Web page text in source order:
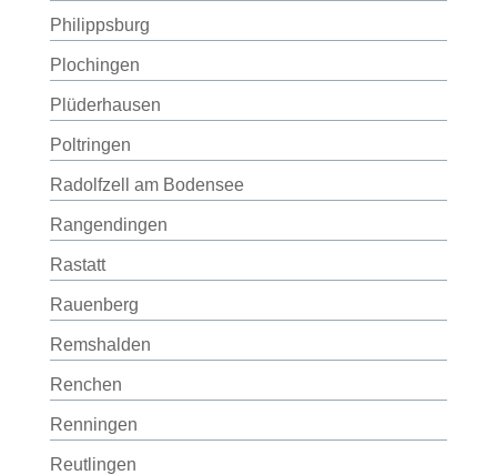
Philippsburg
Plochingen
Plüderhausen
Poltringen
Radolfzell am Bodensee
Rangendingen
Rastatt
Rauenberg
Remshalden
Renchen
Renningen
Reutlingen